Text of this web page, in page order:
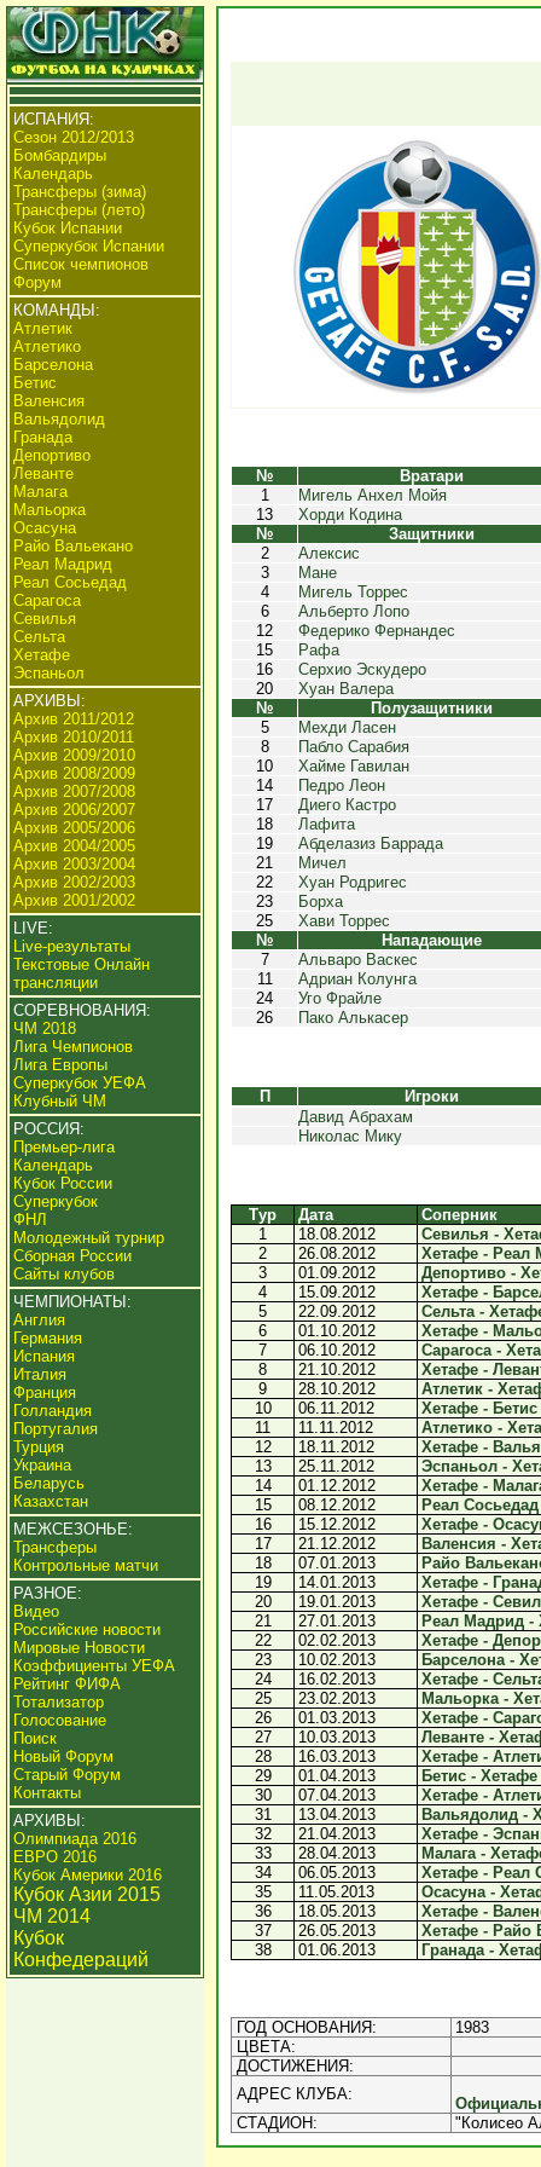
ИСПАНИЯ:
Сезон 2012/2013
Бомбардиры
Календарь
Трансферы (зима)
Трансферы (лето)
Кубок Испании
Суперкубок Испании
Список чемпионов
Форум
КОМАНДЫ:
Атлетик
Атлетико
Барселона
Бетис
Валенсия
Вальядолид
Гранада
Депортиво
Леванте
Малага
Мальорка
Осасуна
Райо Вальекано
Реал Мадрид
Реал Сосьедад
Сарагоса
Севилья
Сельта
Хетафе
Эспаньол
АРХИВЫ:
Архив 2011/2012
Архив 2010/2011
Архив 2009/2010
Архив 2008/2009
Архив 2007/2008
Архив 2006/2007
Архив 2005/2006
Архив 2004/2005
Архив 2003/2004
Архив 2002/2003
Архив 2001/2002
LIVE:
Live-результаты
Текстовые Онлайн
трансляции
СОРЕВНОВАНИЯ:
ЧМ 2018
Лига Чемпионов
Лига Европы
Суперкубок УЕФА
Клубный ЧМ
РОССИЯ:
Премьер-лига
Календарь
Кубок России
Суперкубок
ФНЛ
Молодежный турнир
Сборная России
Сайты клубов
ЧЕМПИОНАТЫ:
Англия
Германия
Испания
Италия
Франция
Голландия
Португалия
Турция
Украина
Беларусь
Казахстан
МЕЖСЕЗОНЬЕ:
Трансферы
Контрольные матчи
РАЗНОЕ:
Видео
Российские новости
Мировые Новости
Коэффициенты УЕФА
Рейтинг ФИФА
Тотализатор
Голосование
Поиск
Новый Форум
Старый Форум
Контакты
АРХИВЫ:
Олимпиада 2016
ЕВРО 2016
Кубок Америки 2016
Кубок Азии 2015
ЧМ 2014
Кубок
Конфедераций
№
Вратари
1
Мигель Анхел Мойя
13
Хорди Кодина
№
Защитники
2
Алексис
3
Мане
4
Мигель Торрес
6
Альберто Лопо
12
Федерико Фернандес
15
Рафа
16
Серхио Эскудеро
20
Хуан Валера
№
Полузащитники
5
Мехди Ласен
8
Пабло Сарабия
10
Хайме Гавилан
14
Педро Леон
17
Диего Кастро
18
Лафита
19
Абделазиз Баррада
21
Мичел
22
Хуан Родригес
23
Борха
25
Хави Торрес
№
Нападающие
7
Альваро Васкес
11
Адриан Колунга
24
Уго Фрайле
26
Пако Алькасер
П
Игроки
Давид Абрахам
Николас Мику
Тур Дата
Соперник
1
18.08.2012
Севилья -
2
26.08.2012
Хетафе - Реал
3
01.09.2012
Депортиво -
4
15.09.2012
Хетафе -
5
22.09.2012
Сельта -
6
01.10.2012
Хетафе -
7
06.10.2012
Сарагоса -
8
21.10.2012
Хетафе -
9
28.10.2012
Атлетик -
10
06.11.2012
Хетафе - Бетис
11
11.11.2012
Атлетико -
12
18.11.2012
Хетафе -
13
25.11.2012
Эспаньол -
14
01.12.2012
Хетафе -
15
08.12.2012
Реал
16
15.12.2012
Хетафе -
17
21.12.2012
Валенсия -
18
07.01.2013
Райо
19
14.01.2013
Хетафе -
20
19.01.2013
Хетафе -
21
27.01.2013
Реал Мадрид -
22
02.02.2013
Хетафе -
23
10.02.2013
Барселона -
24
16.02.2013
Хетафе -
25
23.02.2013
Мальорка -
26
01.03.2013
Хетафе -
27
10.03.2013
Леванте -
28
16.03.2013
Хетафе -
29
01.04.2013
Бетис - Хетафе
30
07.04.2013
Хетафе -
31
13.04.2013
Вальядолид -
32
21.04.2013
Хетафе -
33
28.04.2013
Малага -
34
06.05.2013
Хетафе - Реал
35
11.05.2013
Осасуна -
36
18.05.2013
Хетафе -
37
26.05.2013
Хетафе - Райо
38
01.06.2013 Гранада -
ГОД ОСНОВАНИЯ:
1983
ЦВЕТА:
ДОСТИЖЕНИЯ:
АДРЕС КЛУБА:
СТАДИОН:
"Колисео